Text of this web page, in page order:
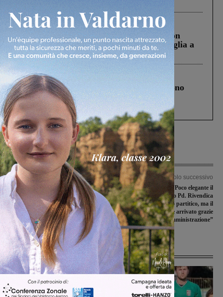
Cronaca 3 Agosto 2026
Scomparso da una struttura di Castiglion
Fiorentino l’uomo che aveva ucciso la figlia a
Levane nel 2020
Cronaca 4 Agosto 2026
Un anno fa la strage in A1 in cui morirono
Gianni, Giulia e Franco. Lo schianto, il
processo, lo stop ai sorpassi fra tir....
Articolo precedente
Finanziamento scuole, Chiassai: “Si
ringrazia il candidato del PD per
‘apprezzare’ l’operato di questa
Amministrazione”
Articolo successivo
Levanella, Fdi: “Poco elegante il
tentativo del candidato Pd. Rivendica
un risultato partitico, ma il
finanziamento è arrivato grazie
all’Amministrazione”
Ultime Notizie